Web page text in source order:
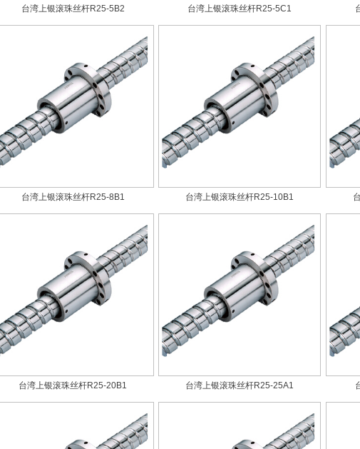
台湾上银滚珠丝杆R25-5B2 台湾上银滚珠丝杆R25-5C1
台湾上银滚珠丝杆R25-8B1 台湾上银滚珠丝杆R25-10B1
台湾上银滚珠丝杆R25-20B1 台湾上银滚珠丝杆R25-25A1